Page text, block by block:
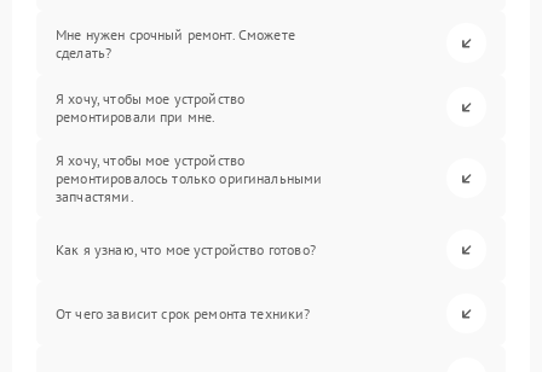
Мне нужен срочный ремонт. Сможете
сделать?
Я хочу, чтобы мое устройство
ремонтировали при мне.
Я хочу, чтобы мое устройство
ремонтировалось только оригинальными
запчастями.
Как я узнаю, что мое устройство готово?
От чего зависит срок ремонта техники?